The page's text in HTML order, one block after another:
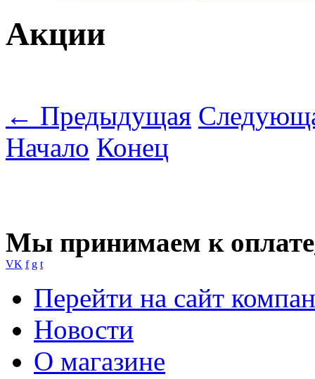
Акции
← Предыдущая
Начало Конец
Мы принимаем к оплате
VK f g t
Перейти на сайт
Новости
О магазине